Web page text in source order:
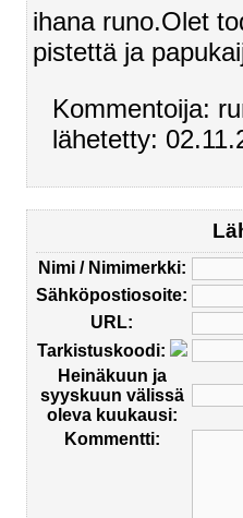
ihana runo.Olet
pistettä ja
Kommentoija:
lähetetty:
Nimi / Nimimerkki:
Sähköpostiosoite:
URL:
Tarkistuskoodi:
Heinäkuun ja
syyskuun välissä
oleva kuukausi:
Kommentti: